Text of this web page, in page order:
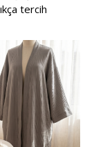
tercih